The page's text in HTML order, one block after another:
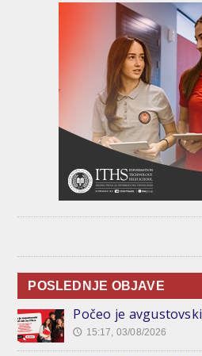
POSLEDNJE OBJAVE
Počeo je
🕔 15:17, 03/08/2026